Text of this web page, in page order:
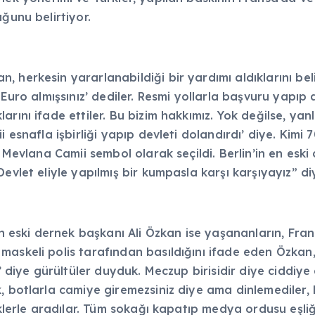
belirtiyor.
herkesin yararlanabildiği bir yardımı aldıklarını
almışsınız’ dediler. Resmi yollarla başvuru yapıp
ifade ettiler. Bu bizim hakkımız. Yok değilse,
esnafla işbirliği yapıp devleti dolandırdı’ diye. Kimi
Camii sembol olarak seçildi. Berlin’in en eski
eliyle yapılmış bir kumpasla karşı karşıyayız”
dernek başkanı Ali Özkan ise yaşananların,
polis tarafından basıldığını ifade eden
diye gürültüler duyduk. Meczup birisidir diye
camiye giremezsiniz diye ama dinlemediler,
aradılar. Tüm sokağı kapatıp medya ordusu